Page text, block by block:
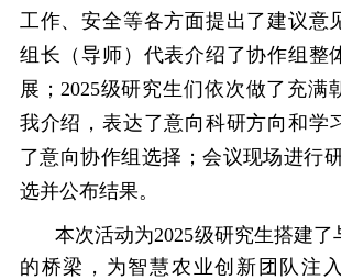
工作、安全等各方面提出了建议意
组长（导师）代表介绍了协作组整
展；2025级研究生们依次做了充满
我介绍，表达了意向科研方向和学
了意向协作组选择；会议现场进行
选并公布结果。
本次活动为2025级研究生搭建
的桥梁，为智慧农业创新团队注